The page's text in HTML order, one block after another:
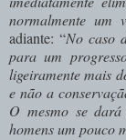
nor­malmente um
adiante: “No caso
para um
ligeiramente mais
e não a
O mesmo se
homens um pouco